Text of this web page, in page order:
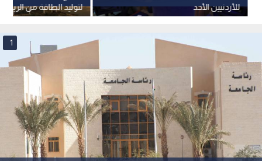
ميجاواط في معان
للأردنيين الأحد
1